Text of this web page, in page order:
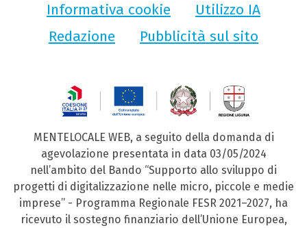
Informativa cookie
Utilizzo IA
Redazione
Pubblicità sul sito
MENTELOCALE WEB, a seguito della domanda di
agevolazione presentata in data 03/05/2024
nell’ambito del Bando “Supporto allo sviluppo di
progetti di digitalizzazione nelle micro, piccole e medie
imprese” - Programma Regionale FESR 2021–2027, ha
ricevuto il sostegno finanziario dell’Unione Europea,